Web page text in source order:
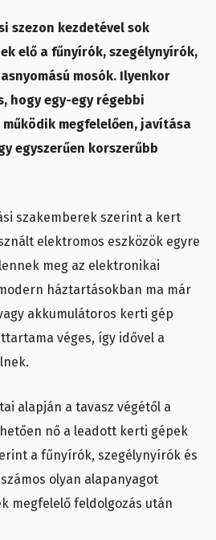
szezon kezdetével sok
elő a fűnyírók, szegélynyírók,
mosók. Ilyenkor
hogy egy-egy régebbi
működik megfelelően, javítása
egyszerűen korszerűbb
szakemberek szerint a kert
elektromos eszközök egyre
meg az elektronikai
háztartásokban ma már
akkumulátoros kerti gép
véges, így idővel a
alapján a tavasz végétől a
nő a leadott kerti gépek
a fűnyírók, szegélynyírók és
olyan alapanyagot
megfelelő feldolgozás után